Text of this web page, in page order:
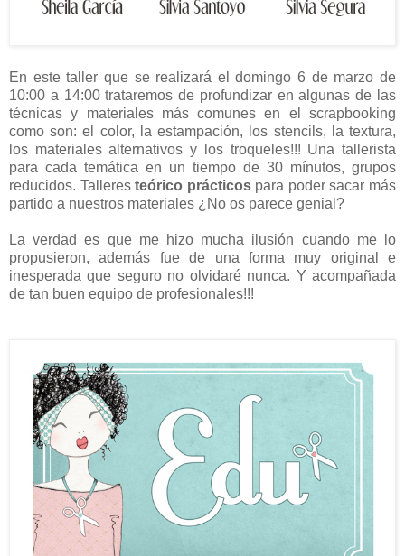
En este taller que se realizará el domingo 6 de marzo de
10:00 a 14:00 trataremos de profundizar en algunas de las
técnicas y materiales más comunes en el scrapbooking
como son: el color, la estampación, los stencils, la textura,
los materiales alternativos y los troqueles!!! Una tallerista
para cada temática en un tiempo de 30 mínutos, grupos
reducidos. Talleresteórico prácticospara poder sacar más
partido a nuestros materiales ¿No os parece genial?
La verdad es que me hizo mucha ilusión cuando me lo
propusieron, además fue de una forma muy original e
inesperada que seguro no olvidaré nunca. Y acompañada
de tan buen equipo de profesionales!!!